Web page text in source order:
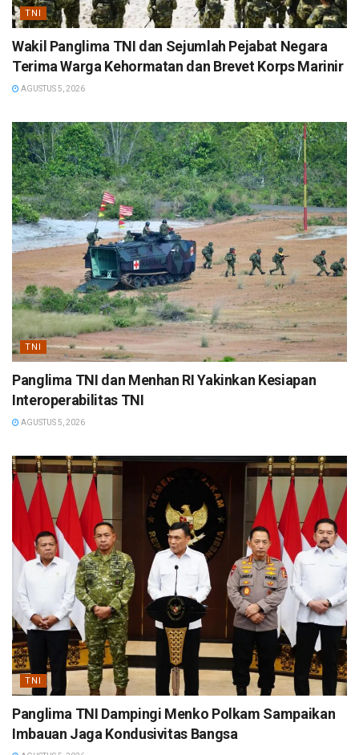
TNI
Wakil Panglima TNI dan Sejumlah Pejabat Negara
Terima Warga Kehormatan dan Brevet Korps Marinir
AGUSTUS 5, 2026
TNI
Panglima TNI dan Menhan RI Yakinkan Kesiapan
Interoperabilitas TNI
AGUSTUS 5, 2026
TNI
Panglima TNI Dampingi Menko Polkam Sampaikan
Imbauan Jaga Kondusivitas Bangsa